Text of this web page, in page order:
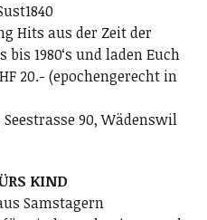
Hits aus der Zeit der
bis 1980ʻs und laden Euch
20.- (epochengerecht in
Seestrasse 90, Wädenswil
KIND
Samstagern